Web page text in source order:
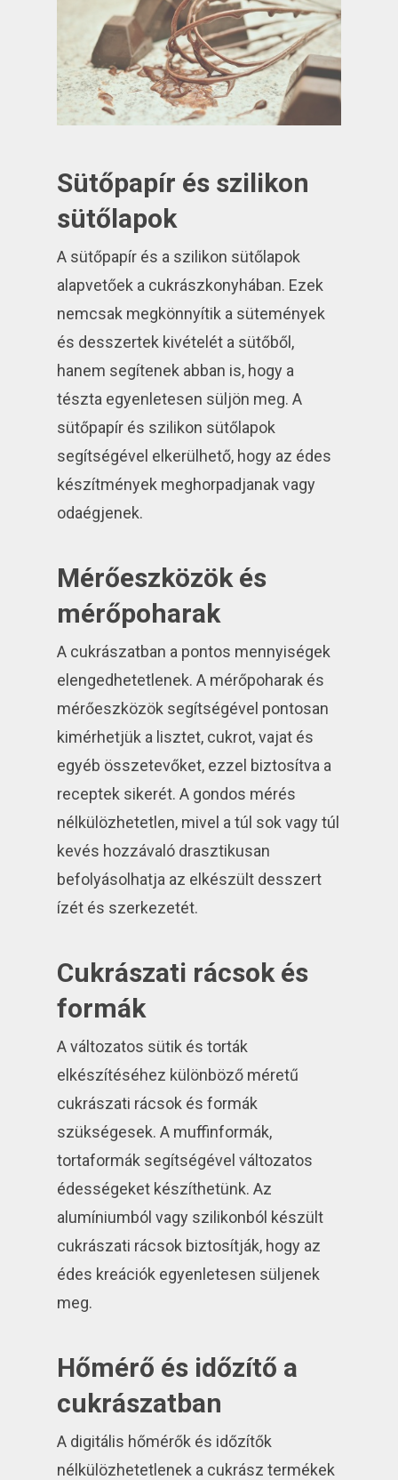
Sütőpapír és szilikon
sütőlapok
A sütőpapír és a szilikon sütőlapok
alapvetőek a cukrászkonyhában. Ezek
nemcsak megkönnyítik a sütemények
és desszertek kivételét a sütőből,
hanem segítenek abban is, hogy a
tészta egyenletesen süljön meg. A
sütőpapír és szilikon sütőlapok
segítségével elkerülhető, hogy az édes
készítmények meghorpadjanak vagy
odaégjenek.
Mérőeszközök és
mérőpoharak
A cukrászatban a pontos mennyiségek
elengedhetetlenek. A mérőpoharak és
mérőeszközök segítségével pontosan
kimérhetjük a lisztet, cukrot, vajat és
egyéb összetevőket, ezzel biztosítva a
receptek sikerét. A gondos mérés
nélkülözhetetlen, mivel a túl sok vagy túl
kevés hozzávaló drasztikusan
befolyásolhatja az elkészült desszert
ízét és szerkezetét.
Cukrászati rácsok és
formák
A változatos sütik és torták
elkészítéséhez különböző méretű
cukrászati rácsok és formák
szükségesek. A muffinformák,
tortaformák segítségével változatos
édességeket készíthetünk. Az
alumíniumból vagy szilikonból készült
cukrászati rácsok biztosítják, hogy az
édes kreációk egyenletesen süljenek
meg.
Hőmérő és időzítő a
cukrászatban
A digitális hőmérők és időzítők
nélkülözhetetlenek a cukrász termékek